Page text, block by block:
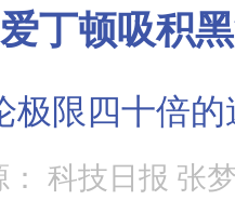
丁顿吸积
极限四十倍
科技日报 张